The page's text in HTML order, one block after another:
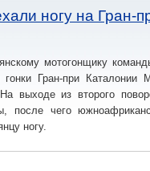
ногу на Гран-
мотогонщику
гонки Гран-при Каталонии
выходе из второго
после чего
ногу.